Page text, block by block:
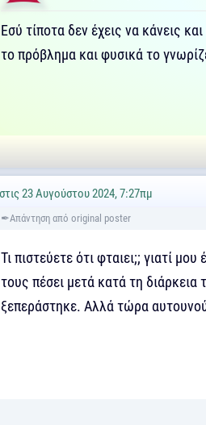
Εσύ τίποτα δεν έχεις να κάνεις
το πρόβλημα και φυσικά το
στις 23 Αυγούστου 2024, 7:27πμ
Τι πιστεύετε ότι φταιει;; γιατί
τους πέσει μετά κατά τη διάρκεια
ξεπεράστηκε. Αλλά τώρα